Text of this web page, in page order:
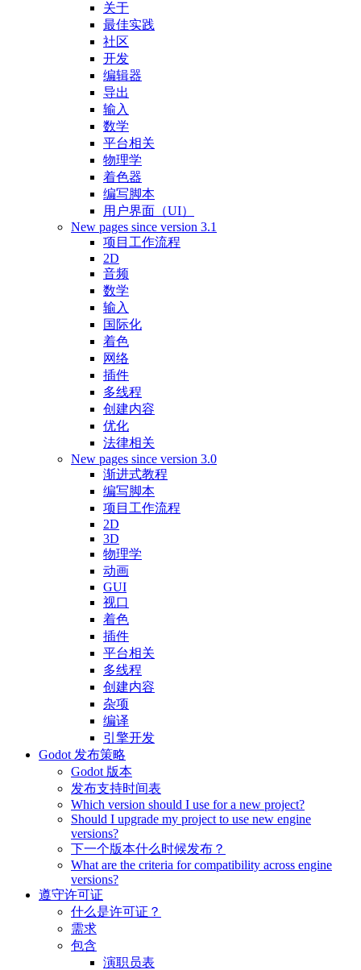
关于
最佳实践
社区
开发
编辑器
导出
输入
数学
平台相关
物理学
着色器
编写脚本
用户界面（UI）
New pages since version 3.1
项目工作流程
2D
音频
数学
输入
国际化
着色
网络
插件
多线程
创建内容
优化
法律相关
New pages since version 3.0
渐进式教程
编写脚本
项目工作流程
2D
3D
物理学
动画
GUI
视口
着色
插件
平台相关
多线程
创建内容
杂项
编译
引擎开发
Godot 发布策略
Godot 版本
发布支持时间表
Which version should I use for a new project?
Should I upgrade my project to use new engine
versions?
下一个版本什么时候发布？
What are the criteria for compatibility across engine
versions?
遵守许可证
什么是许可证？
需求
包含
演职员表